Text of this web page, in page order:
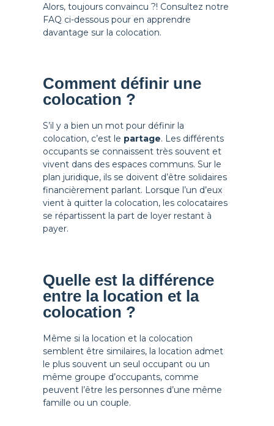
Alors, toujours convaincu ?! Consultez notre
FAQ ci-dessous pour en apprendre
davantage sur la colocation.
Comment définir une
colocation ?
S’il y a bien un mot pour définir la
colocation, c’est le partage. Les différents
occupants se connaissent très souvent et
vivent dans des espaces communs. Sur le
plan juridique, ils se doivent d’être solidaires
financièrement parlant. Lorsque l’un d’eux
vient à quitter la colocation, les colocataires
se répartissent la part de loyer restant à
payer.
Quelle est la différence
entre la location et la
colocation ?
Même si la location et la colocation
semblent être similaires, la location admet
le plus souvent un seul occupant ou un
même groupe d’occupants, comme
peuvent l’être les personnes d’une même
famille ou un couple.